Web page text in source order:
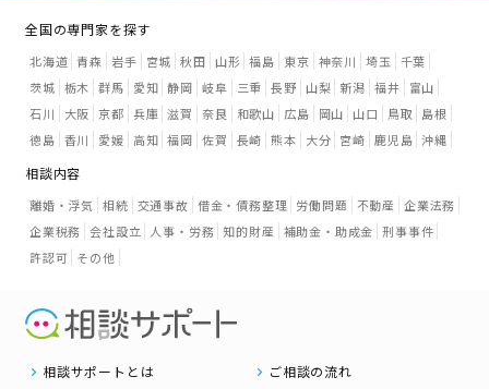
全国の専門家を探す
北海道 青森 岩手 宮城 秋田 山形 福島 東京 神奈川 埼玉
千葉
茨城 栃木 群馬 愛知 静岡 岐阜 三重 長野 山梨 新潟 福井
富山
石川
大阪 京都 兵庫 滋賀 奈良 和歌山 広島 岡山 山口 鳥取
島根
徳島 香川 愛媛 高知 福岡 佐賀 長崎 熊本 大分 宮崎 鹿児島 沖縄
相談内容
離婚・浮気 相続 交通事故 借金・債務整理 労働問題 不動産 企業法務
企業税務 会社設立 人事・労務 知的財産 補助金・助成金 刑事事件
許認可 その他
相談サポートとは ご相談の流れ